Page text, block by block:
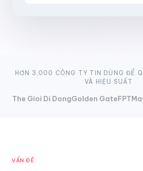
HƠN 3,000 CÔNG TY TIN DÙNG ĐỂ
VÀ HIỆU SUẤT
The Gioi Di DongGolden GateFPT
VẤN ĐỀ